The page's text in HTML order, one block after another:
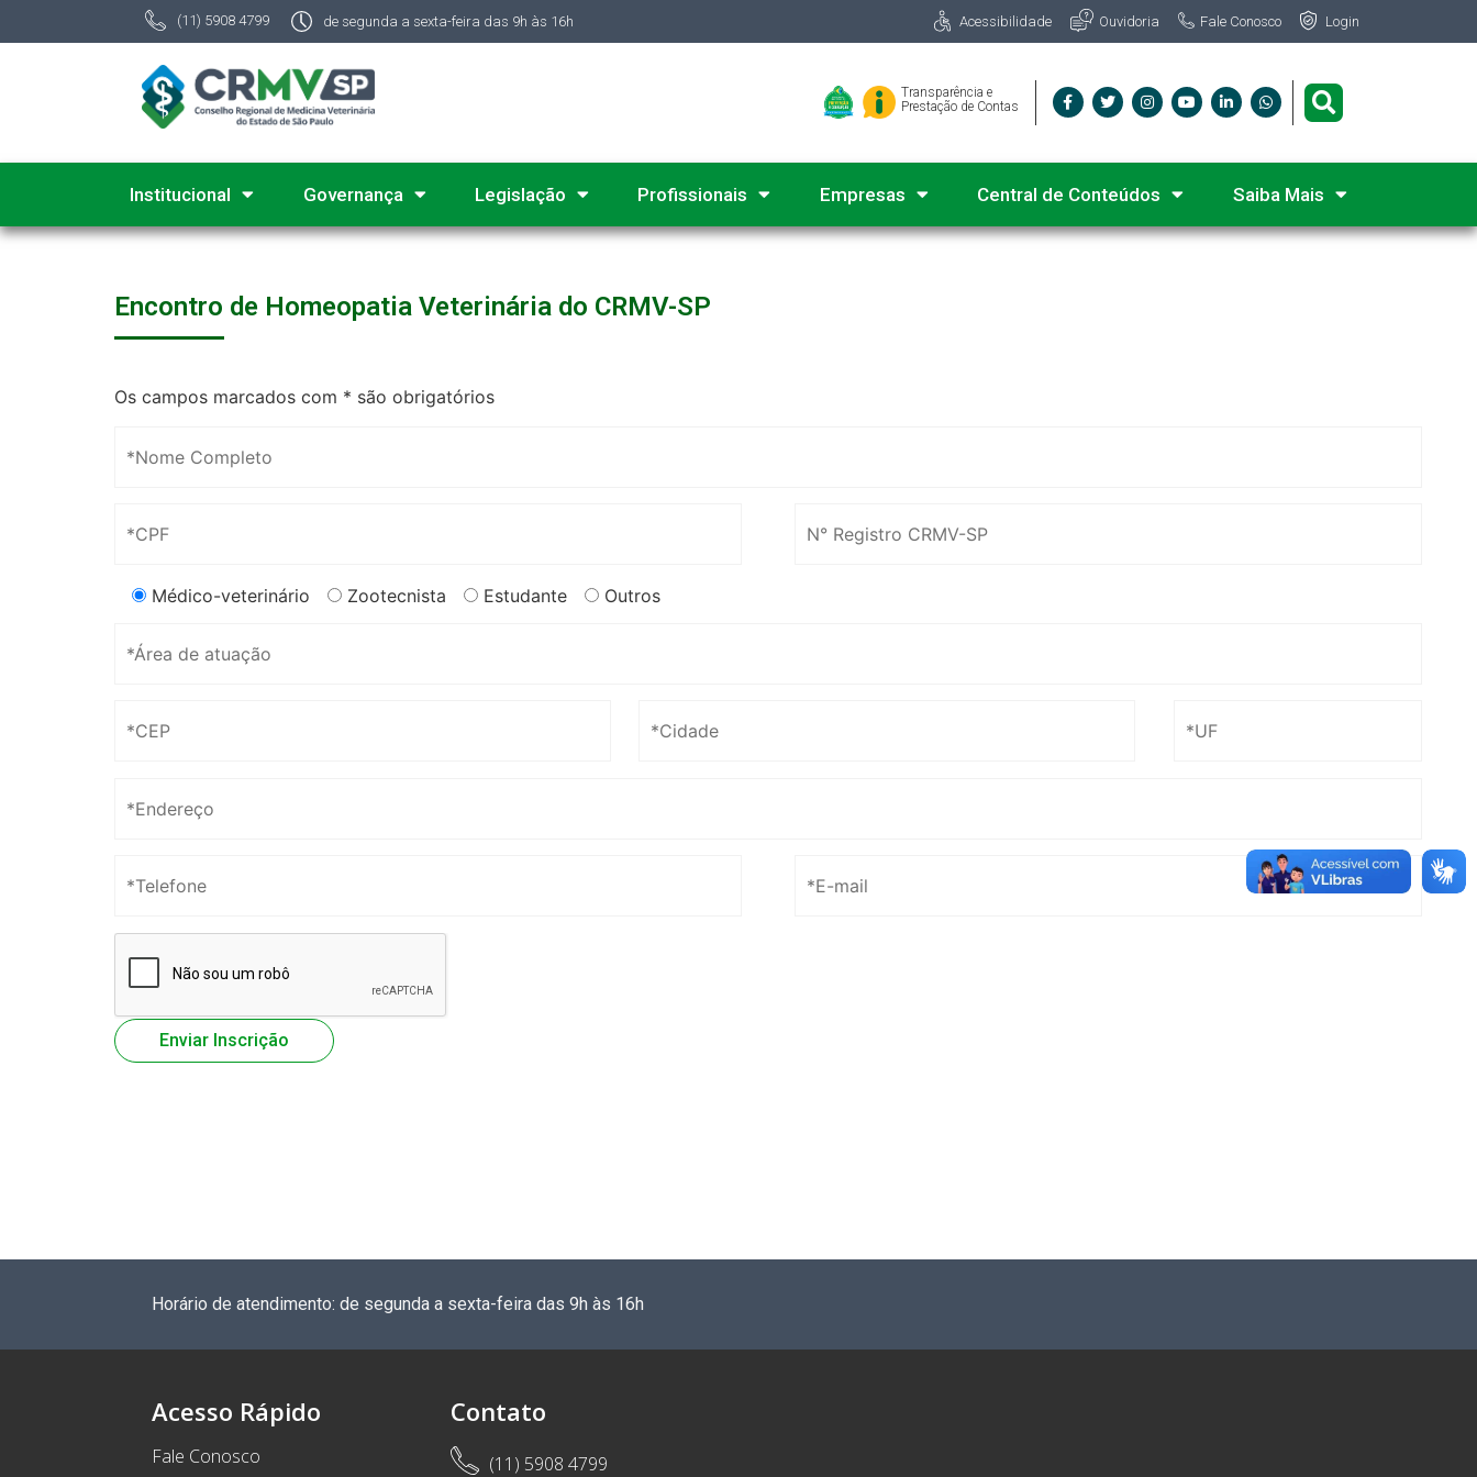
(11) 5908 4799 de segunda a sexta-feira das 9h às 16h Acessibilidade Ouvidoria Fale Conosco Login
Transparência e
Prestação de Contas
Institucional Governança Legislação Profissionais Empresas Central de Conteúdos Saiba Mais
Encontro de Homeopatia Veterinária do CRMV-SP
Os campos marcados com * são obrigatórios
Médico-veterinário Zootecnista Estudante Outros
Horário de atendimento: de segunda a sexta-feira das 9h às 16h
Acesso Rápido
Fale Conosco
Contato
(11) 5908 4799